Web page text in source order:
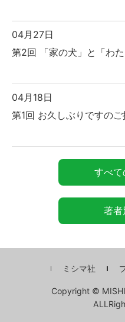
04月27日
第2回 「家の犬」と「わ
04月18日
第1回 お久しぶりですのご
すべて
著者
ミシマ社
Copyright ©